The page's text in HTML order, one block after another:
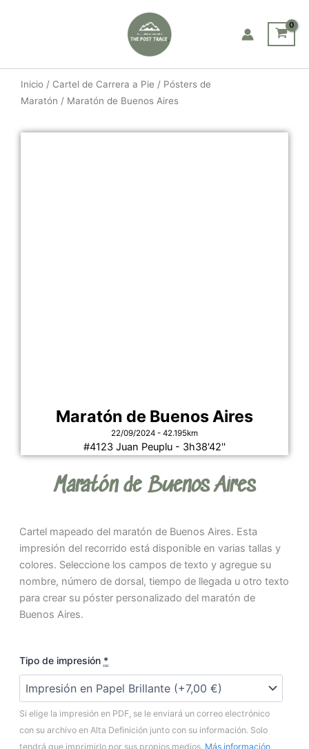
Inicio / Cartel de Carrera a Pie / Pósters de
Maratón / Maratón de Buenos Aires
Maratón de Buenos Aires
Cartel mapeado del maratón de Buenos Aires. Esta
impresión del recorrido está disponible en varias tallas y
colores. Seleccione los campos de texto y agregue su
nombre, número de dorsal, tiempo de llegada u otro texto
para crear su póster personalizado del maratón de
Buenos Aires.
Tipo de impresión *
Si elige la impresión en PDF, se le enviará un correo electrónico
con su archivo en Alta Definición junto con su información. Solo
tendrá que imprimirlo por sus propios medios. Más información
Maratón
de
Buenos
Aires
cantidad
Maratón de Buenos Aires
22/09/2024 - 42.195km
#4123 Juan Peuplu - 3h38'42''